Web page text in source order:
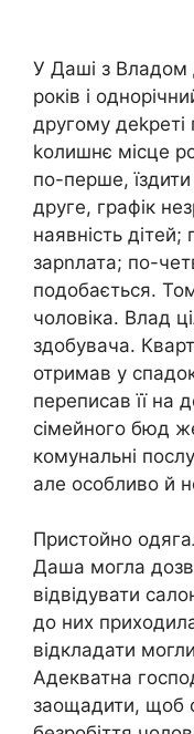
У Даші з Владом
років і
другому
kолишнє місце
по-перше,
друге, графік
наявність
зарnлата; по-
подобається.
чоловіка. Влад
здобувача.
отримав у
переписав її на
сімейного бюд
комунальні
але особливо й
Пристойно
Даша могла
відвідувати
до них
відкладати
Адекватна
заощадити, щоб